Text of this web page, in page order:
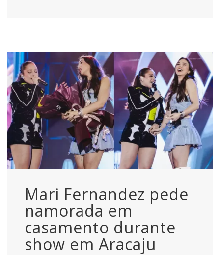
Mari Fernandez pede
namorada em
casamento durante
show em Aracaju